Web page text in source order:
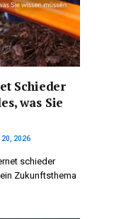
Schieder
was Sie
20, 2026
schieder
Zukunftsthema